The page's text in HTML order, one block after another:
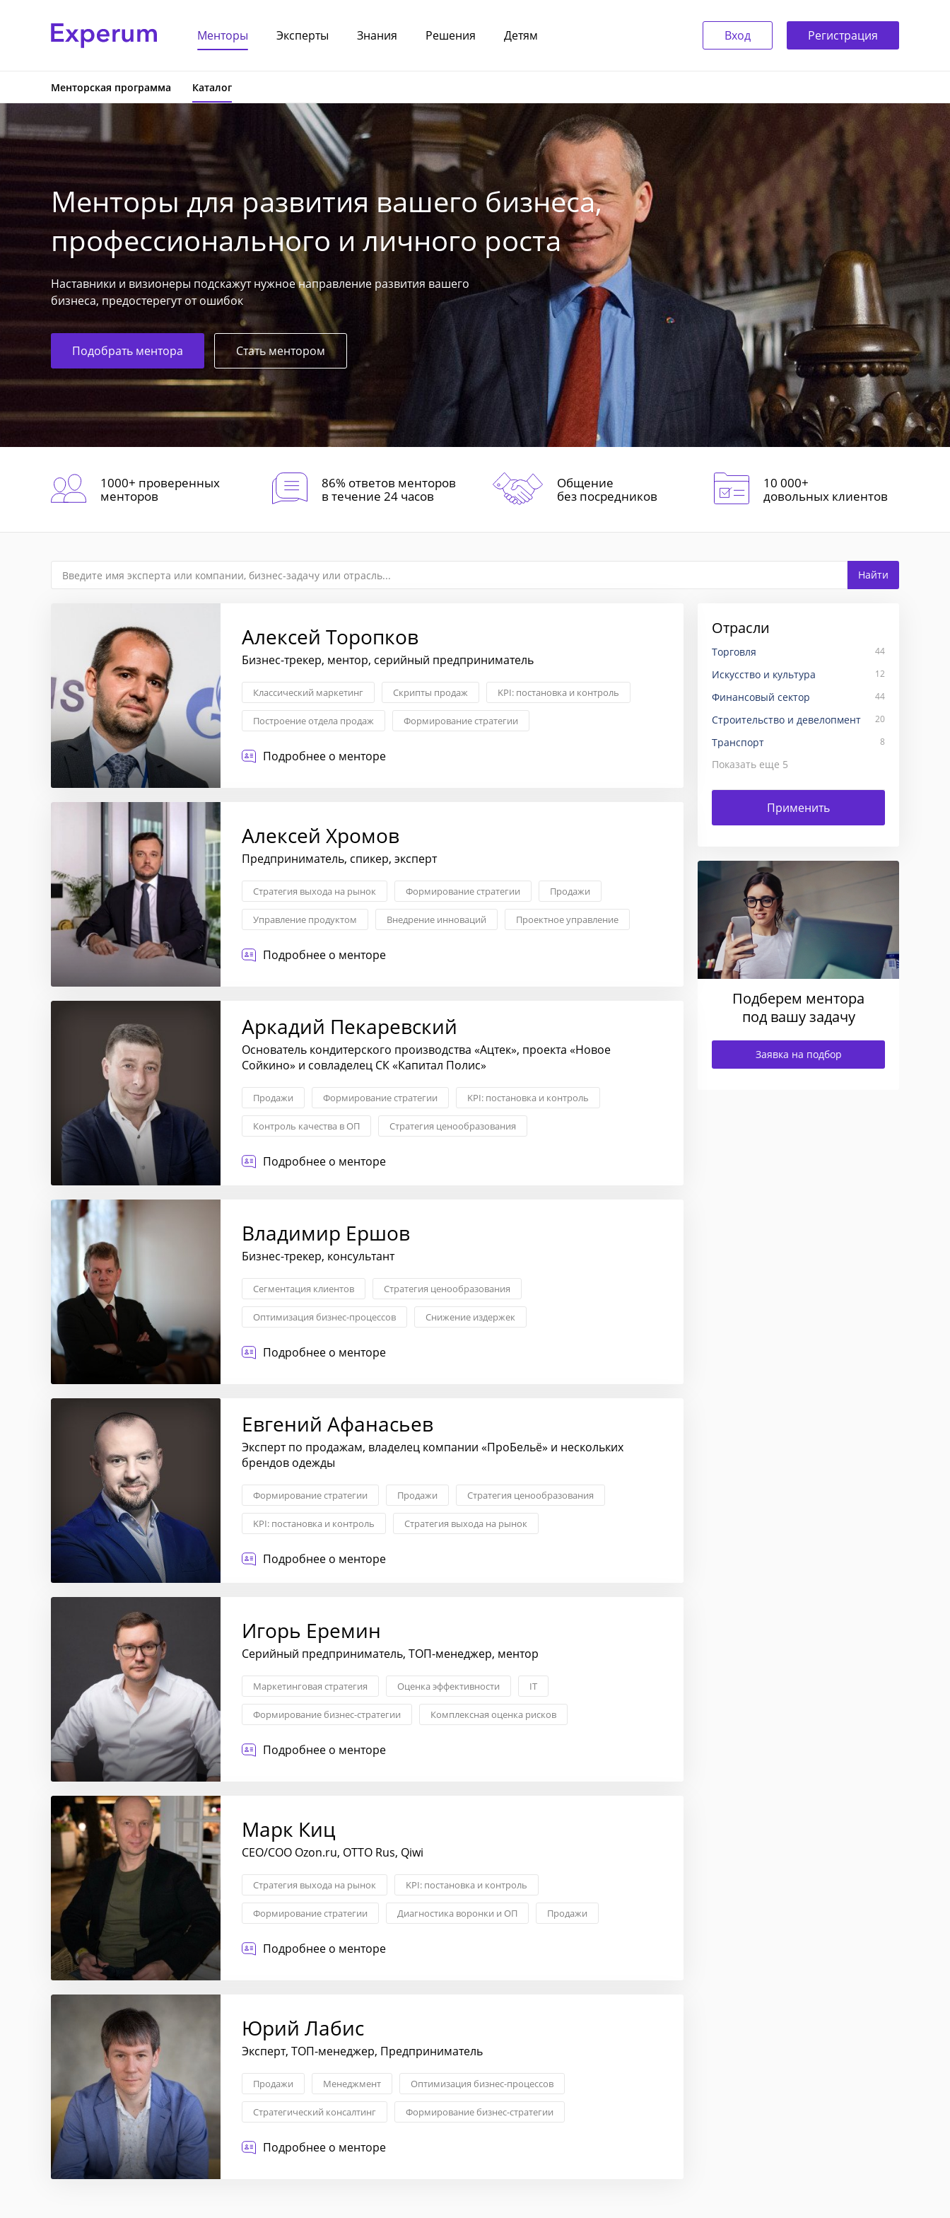
Менторы Эксперты Знания Решения Детям Вход Регистрация
Менторская программа Каталог
Менторы для развития вашего бизнеса,
профессионального и личного роста
Наставники и визионеры подскажут нужное направление развития вашего
бизнеса, предостерегут от ошибок
Подобрать ментора Стать ментором
1000+ проверенных
менторов
86% ответов менторов
в течение 24 часов
Общение
без посредников
10 000+
довольных клиентов
Алексей Торопков
Бизнес-трекер, ментор, серийный предприниматель
Классический маркетинг Скрипты продаж KPI: постановка и контроль
Построение отдела продаж Формирование стратегии
Диагностика воронки и ОП
Подробнее о менторе
Алексей Хромов
Предприниматель, спикер, эксперт
Стратегия выхода на рынок Формирование стратегии Продажи
Управление продуктом Внедрение инноваций Проектное управление
Менеджмент
Подробнее о менторе
Аркадий Пекаревский
Основатель кондитерского производства «Ацтек», проекта «Новое
Сойкино» и совладелец СК «Капитал Полис»
Продажи Формирование стратегии KPI: постановка и контроль
Контроль качества в ОП Стратегия ценообразования
Вывод на рынок нового продукта
Подробнее о менторе
Владимир Ершов
Бизнес-трекер, консультант
Сегментация клиентов Стратегия ценообразования
Оптимизация бизнес-процессов Снижение издержек
Запуск новых продуктов
Подробнее о менторе
Евгений Афанасьев
Эксперт по продажам, владелец компании «ПроБельё» и нескольких
брендов одежды
Формирование стратегии Продажи Стратегия ценообразования
KPI: постановка и контроль Стратегия выхода на рынок
Стратегический консалтинг
Подробнее о менторе
Игорь Еремин
Серийный предприниматель, ТОП-менеджер, ментор
Маркетинговая стратегия Оценка эффективности IT
Формирование бизнес-стратегии Комплексная оценка рисков
Сегментация клиентов
Подробнее о менторе
Марк Киц
CEO/COO Ozon.ru, OTTO Rus, Qiwi
Стратегия выхода на рынок KPI: постановка и контроль
Формирование стратегии Диагностика воронки и ОП Продажи
Операционное управление
Подробнее о менторе
Юрий Лабис
Эксперт, ТОП-менеджер, Предприниматель
Продажи Менеджмент Оптимизация бизнес-процессов
Стратегический консалтинг Формирование бизнес-стратегии
Комплексная оценка рисков
Подробнее о менторе
Отрасли
Торговля 44
Искусство и культура 12
Финансовый сектор 44
Строительство и девелопмент 20
Транспорт 8
Показать еще 5
Подберем ментора
под вашу задачу
Заявка на подбор